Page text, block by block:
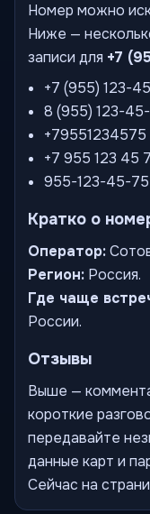
Номер можно
Ниже —
записи для +7
+7 (955) 123-
8 (955) 123-
+79551234575
+7 955 123 45
955-123-45-75
Кратко о
Оператор:
Регион: Россия.
Где чаще
России.
Отзывы
Выше —
короткие
передавайте
данные карт и
Сейчас на